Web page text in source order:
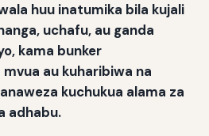
huu inatumika bila kujali
uchafu, au ganda
kama bunker
au kuharibiwa na
kuchukua alama za
adhabu.